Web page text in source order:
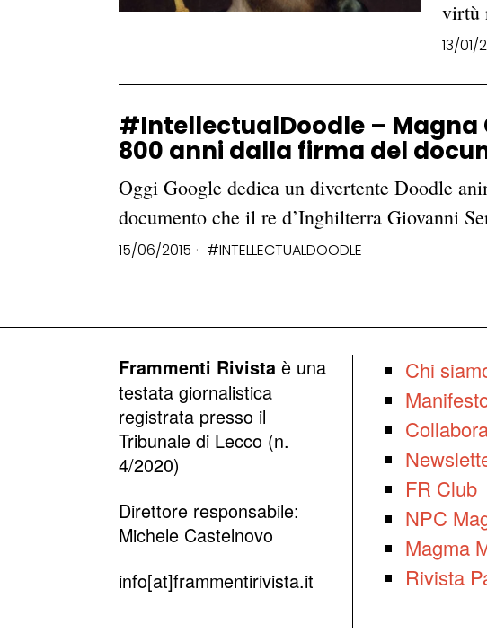
virtù
13/01/
#IntellectualDoodle – Magna
800 anni dalla firma del
Oggi Google dedica un divertente Doodle
documento che il re d’Inghilterra Giovanni
15/06/2015 #INTELLECTUALDOODLE
Frammenti Rivista è una
testata giornalistica
registrata presso il
Tribunale di Lecco (n.
4/2020)
Direttore responsabile:
Michele Castelnovo
info[at]frammentirivista.it
Chi
FR Club
NPC
Magma
Rivista